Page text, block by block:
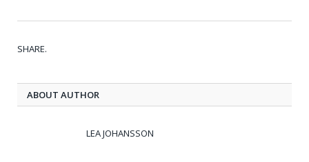
SHARE.
ABOUT AUTHOR
LEA JOHANSSON